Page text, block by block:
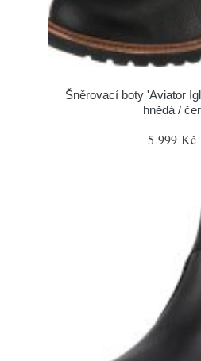
Šněrovací boty 'Aviator
hnědá /
5 999 Kč